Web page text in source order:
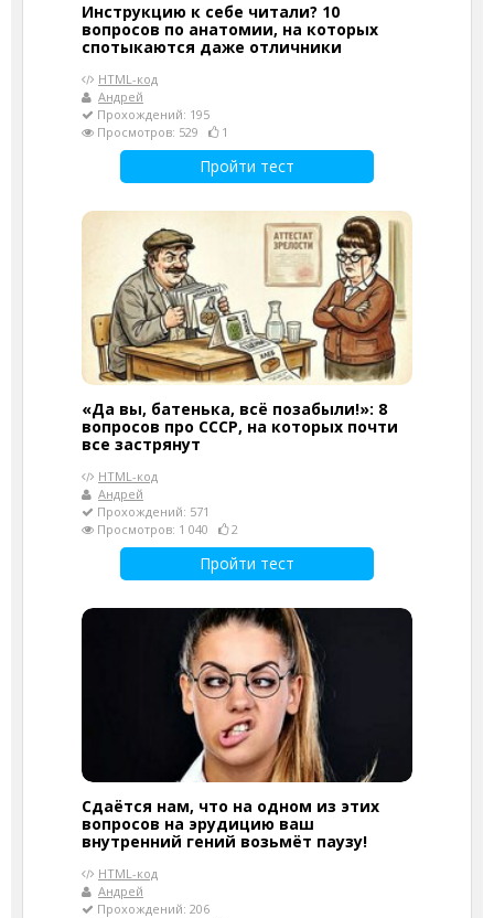
Инструкцию к себе читали? 10
вопросов по анатомии, на которых
спотыкаются даже отличники
HTML-код
Андрей
Прохождений: 195
Просмотров: 529
1
Пройти тест
«Да вы, батенька, всё позабыли!»: 8
вопросов про СССР, на которых почти
все застрянут
HTML-код
Андрей
Прохождений: 571
Просмотров: 1 040
2
Пройти тест
Сдаётся нам, что на одном из этих
вопросов на эрудицию ваш
внутренний гений возьмёт паузу!
HTML-код
Андрей
Прохождений: 206